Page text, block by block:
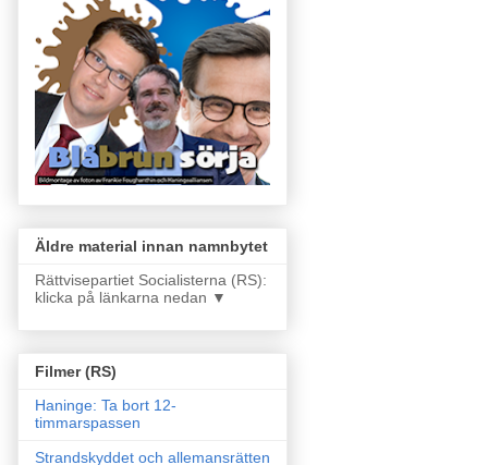
Äldre material innan namnbytet
Rättvisepartiet Socialisterna (RS):
klicka på länkarna nedan ▼
Filmer (RS)
Haninge: Ta bort 12-
timmarspassen
Strandskyddet och allemansrätten